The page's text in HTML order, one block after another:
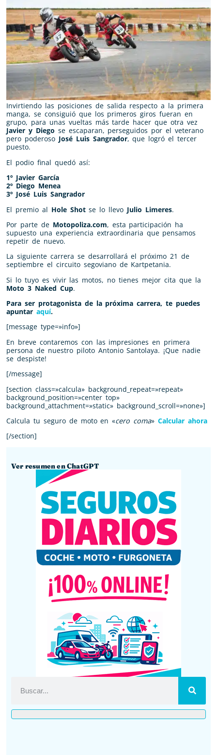
Invirtiendo las posiciones de salida respecto a la primera
manga, se consiguió que los primeros giros fueran en
grupo, para unas vueltas más tarde hacer que otra vez
Javier y Diego se escaparan, perseguidos por el veterano
pero poderoso José Luis Sangrador, que logró el tercer
puesto.
El podio final quedó así:
1º Javier García
2º Diego Menea
3º José Luis Sangrador
El premio al Hole Shotse lo llevo Julio Limeres.
Por parte de Motopoliza.com, esta participación ha
supuesto una experiencia extraordinaria que pensamos
repetir de nuevo.
La siguiente carrera se desarrollará el próximo 21 de
septiembre el circuito segoviano de Kartpetania.
Si lo tuyo es vivir las motos, no tienes mejor cita que la
Moto 3 Naked Cup.
Para ser protagonista de la próxima carrera, te puedes
apuntar aquí.
[message type=»info»]
En breve contaremos con las impresiones en primera
persona de nuestro piloto Antonio Santolaya. ¡Que nadie
se despiste!
[/message]
[section class=»calcula» background_repeat=»repeat»
background_position=»center top»
background_attachment=»static» background_scroll=»none»]
Calcula tu seguro de moto en «cero coma»Calcular ahora
[/section]
Ver resumen en ChatGPT